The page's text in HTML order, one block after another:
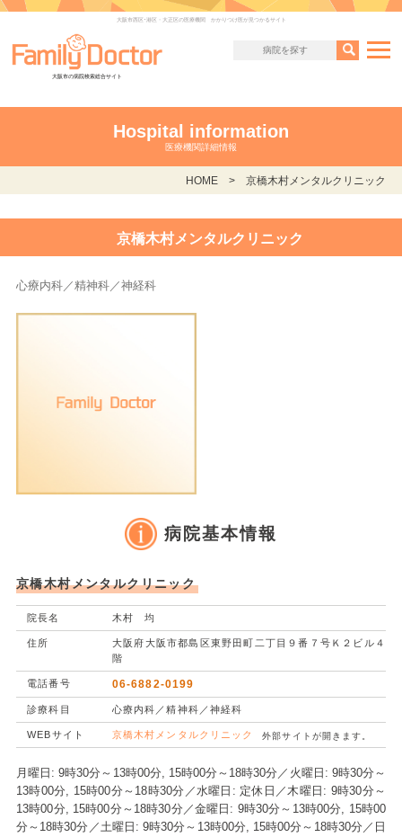
大阪市西区･港区・大正区の医療機関 かかりつけ医が見つかるサイト
大阪市の病院検索総合サイト
Hospital information
医療機関詳細情報
HOME 京橋木村メンタルクリニック
京橋木村メンタルクリニック
心療内科／精神科／神経科
病院基本情報
京橋木村メンタルクリニック
院長名 木村 均
住所
大阪府大阪市都島区東野田町二丁目９番７号Ｋ２ビル４
階
電話番号 06-6882-0199
診療科目 心療内科／精神科／神経科
WEBサイト 京橋木村メンタルクリニック 外部サイトが開きます。
月曜日: 9時30分～13時00分, 15時00分～18時30分／火曜日: 9時30分～
13時00分, 15時00分～18時30分／水曜日: 定休日／木曜日: 9時30分～
13時00分, 15時00分～18時30分／金曜日: 9時30分～13時00分, 15時00
分～18時30分／土曜日: 9時30分～13時00分, 15時00分～18時30分／日